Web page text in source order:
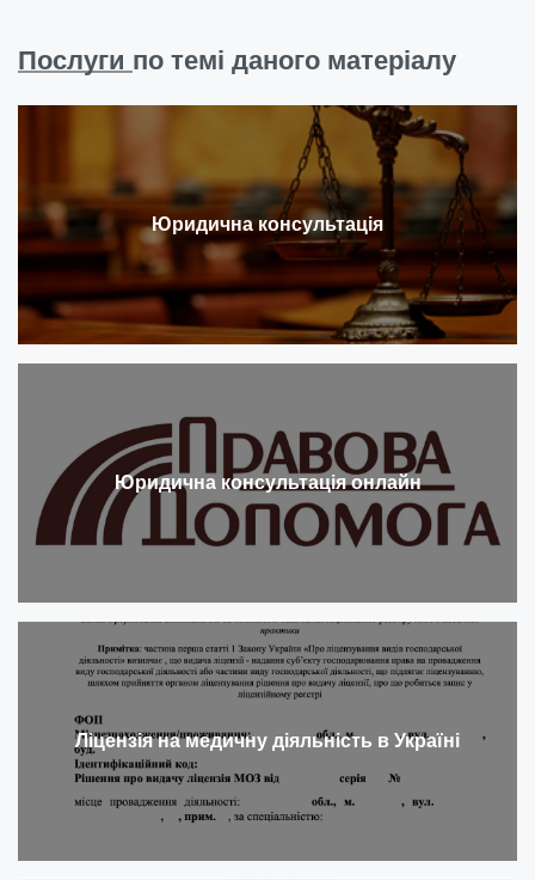
Послуги по темі даного матеріалу
Юридична консультація
Юридична консультація онлайн
Ліцензія на медичну діяльність в Україні